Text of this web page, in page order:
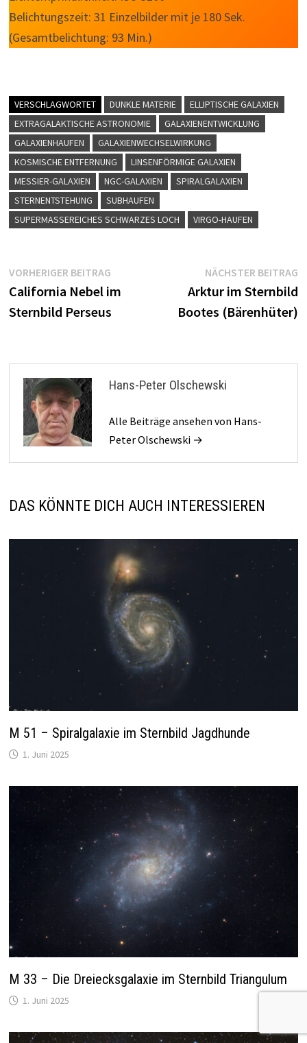
Belichtungszeit: 31 Einzelbilder mit je 180 Sek.
(Gesamtbelichtung: 93 Min.)
VERSCHLAGWORTET DUNKLE MATERIE
ELLIPTISCHE GALAXIEN
EXTRAGALAKTISCHE ASTRONOMIE
GALAXIENENTWICKLUNG
GALAXIENHAUFEN
GALAXIENWECHSELWIRKUNG
KOSMISCHE ENTFERNUNG
LINSENFÖRMIGE GALAXIEN
MESSIER-GALAXIEN
NGC-GALAXIEN
SPIRALGALAXIEN
STERNENTSTEHUNG
SUBHAUFEN
SUPERMASSEREICHES SCHWARZES LOCH
VIRGO-HAUFEN
Beitragsnavigation
VORHERIGER BEITRAG
Beitrag:
California Nebel im
Sternbild Perseus
NÄCHSTER BEITRAG
Arktur im Sternbild
Bootes (Bärenhüter)
Hans-Peter Olschewski
Alle Beiträge ansehen von Hans-
Peter Olschewski →
DAS KÖNNTE DICH AUCH INTERESSIEREN
M 51 – Spiralgalaxie im Sternbild Jagdhunde
1. Juni 2025
M 33 – Die Dreiecksgalaxie im Sternbild Triangulum
1. Juni 2025